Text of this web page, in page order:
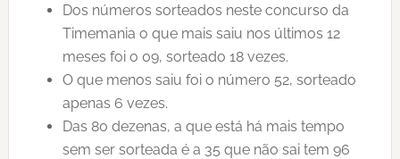
Dos números sorteados neste concurso da
Timemania o que mais saiu nos últimos 12
meses foi o 09, sorteado 18 vezes.
O que menos saiu foi o número 52, sorteado
apenas 6 vezes.
Das 80 dezenas, a que está há mais tempo
sem ser sorteada é a 35 que não sai tem 96